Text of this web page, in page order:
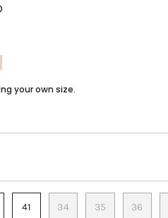
your own size.
41 34 35 36